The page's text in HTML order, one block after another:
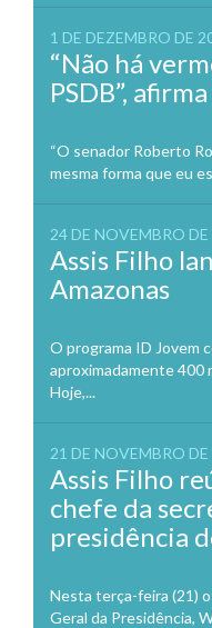
1 DE DEZEMBRO DE
“Não há
PSDB”,
“O senador Roberto
mesma forma que eu
24 DE NOVEMBRO
Assis Filho
Amazonas
O programa ID Jovem
aproximadamente 400
Hoje,...
21 DE NOVEMBRO
Assis Filho
chefe da
presidência
Nesta terça-feira (21)
Geral da Presidência,